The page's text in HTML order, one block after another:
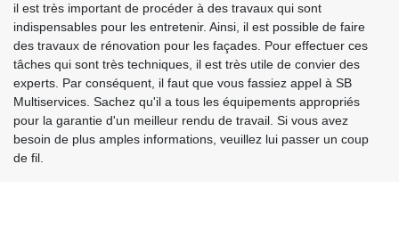
il est très important de procéder à des travaux qui sont
indispensables pour les entretenir. Ainsi, il est possible de faire
des travaux de rénovation pour les façades. Pour effectuer ces
tâches qui sont très techniques, il est très utile de convier des
experts. Par conséquent, il faut que vous fassiez appel à SB
Multiservices. Sachez qu'il a tous les équipements appropriés
pour la garantie d'un meilleur rendu de travail. Si vous avez
besoin de plus amples informations, veuillez lui passer un coup
de fil.